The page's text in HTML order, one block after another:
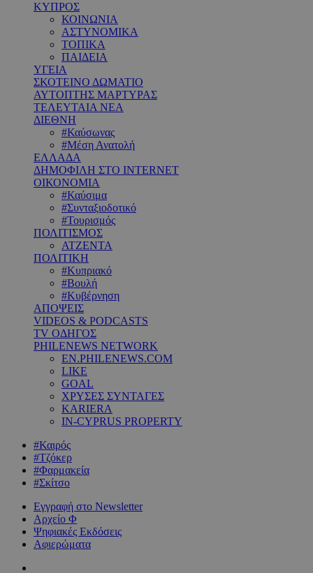
ΚΥΠΡΟΣ
ΚΟΙΝΩΝΙΑ
ΑΣΤΥΝΟΜΙΚΑ
ΤΟΠΙΚΑ
ΠΑΙΔΕΙΑ
ΥΓΕΙΑ
ΣΚΟΤΕΙΝΟ ΔΩΜΑΤΙΟ
ΑΥΤΟΠΤΗΣ ΜΑΡΤΥΡΑΣ
ΤΕΛΕΥΤΑΙΑ ΝΕΑ
ΔΙΕΘΝΗ
#Καύσωνας
#Μέση Ανατολή
ΕΛΛΑΔΑ
ΔΗΜΟΦΙΛΗ ΣΤΟ INTERNET
ΟΙΚΟΝΟΜΙΑ
#Καύσιμα
#Συνταξιοδοτικό
#Τουρισμός
ΠΟΛΙΤΙΣΜΟΣ
ΑΤΖΕΝΤΑ
ΠΟΛΙΤΙΚΗ
#Κυπριακό
#Βουλή
#Κυβέρνηση
ΑΠΟΨΕΙΣ
VIDEOS & PODCASTS
TV ΟΔΗΓΟΣ
PHILENEWS NETWORK
EN.PHILENEWS.COM
LIKE
GOAL
ΧΡΥΣΕΣ ΣΥΝΤΑΓΕΣ
KARIERA
IN-CYPRUS PROPERTY
#Καιρός
#Τζόκερ
#Φαρμακεία
#Σκίτσο
Εγγραφή στο Newsletter
Αρχείο Φ
Ψηφιακές Εκδόσεις
Αφιερώματα